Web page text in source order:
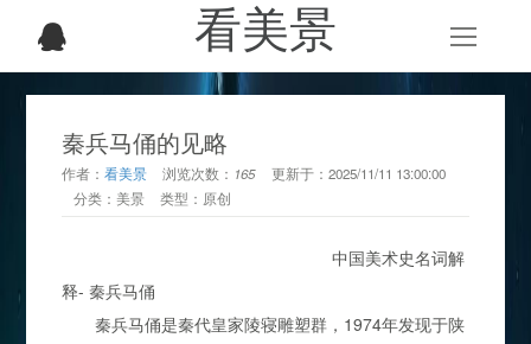
看美景
秦兵马俑的见略
作者：看美景 浏览次数： 165 更新于：2025/11/11 13:00:00
分类：美景 类型： 原创
中国美术史名词解
释- 秦兵马俑
秦兵马俑是秦代皇家陵寝雕塑群，1974年发现于陕